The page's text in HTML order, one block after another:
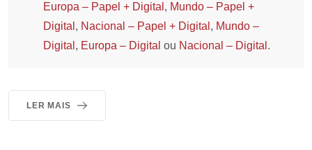
Europa – Papel + Digital , Mundo – Papel +
Digital , Nacional – Papel + Digital , Mundo –
Digital , Europa – Digital ou Nacional – Digital .
LER MAIS